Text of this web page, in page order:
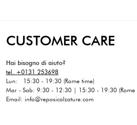
CUSTOMER CARE
Hai bisogno di aiuto?
tel. +0131 253698
Lun: 15:30 - 19:30 (Rome time)
Mar - Sab: 9:30 - 12:30 | 15:30 - 19:30 (Rome
Email: info@reposicalzature.com